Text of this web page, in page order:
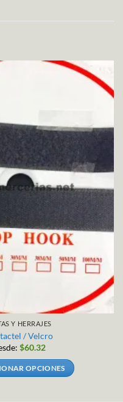
Y HERRAJES
/ Velcro
$60.32
OPCIONES